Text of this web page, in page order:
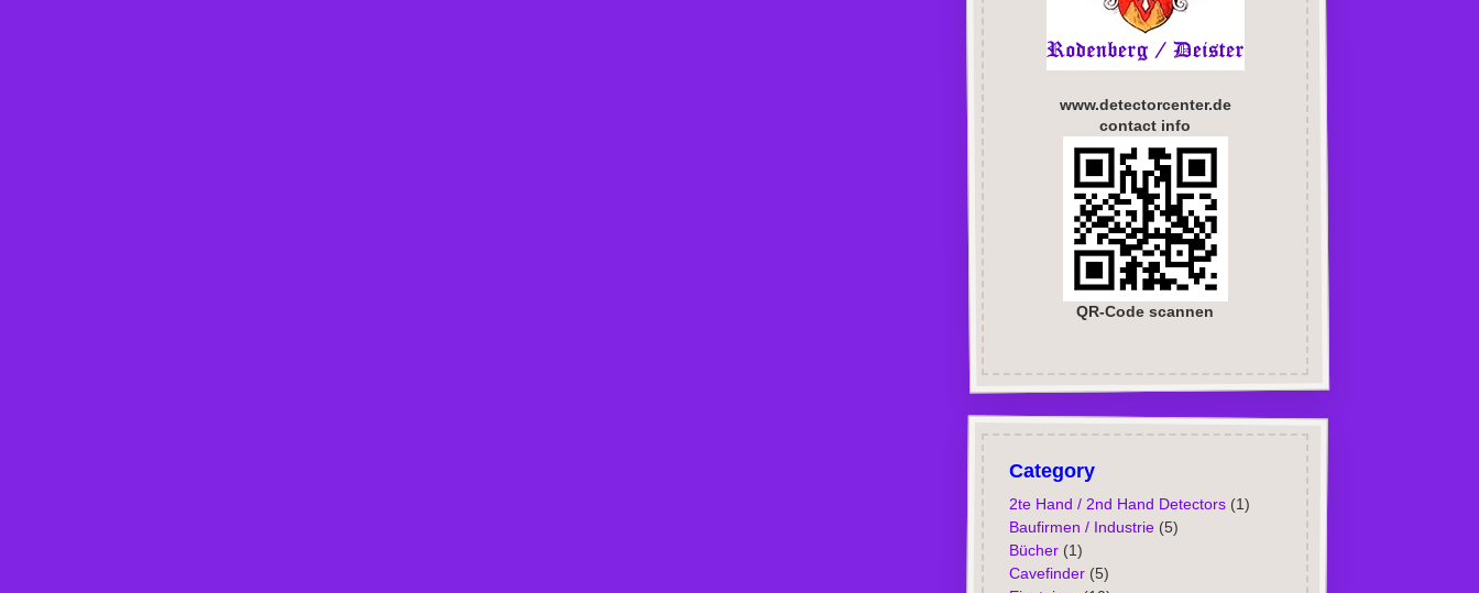
www.detectorcenter.de
contact info
QR-Code scannen
Category
2te Hand / 2nd Hand Detectors(1)
Baufirmen / Industrie(5)
Bücher(1)
Cavefinder(5)